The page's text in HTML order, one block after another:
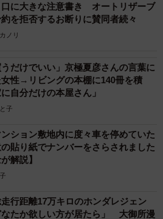
口に大きな注意書き オートリザーブ
を拒否するお断りに賛同者続々
ノリ
うだけでいい」京極夏彦さんの言葉に
性→リビングの本棚に140冊を積
自分だけの本屋さん」
子
ション敷地内に度々車を停めていた
貼り紙でナンバーをさらされました
解説】
行距離17万キロのホンダレジェン
たか欲しい方が居たら」 大御所漫